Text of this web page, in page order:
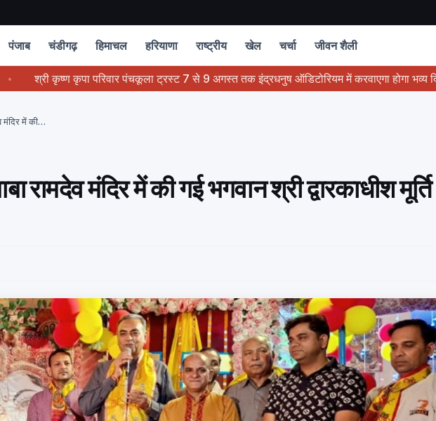
पंजाब चंडीगढ़ हिमाचल हरियाणा राष्ट्रीय खेल चर्चा जीवन शैली
कृपा परिवार पंचकूला ट्रस्ट 7 से 9 अगस्त तक इंद्रधनुष ऑडिटोरियम में करवाएगा होगा भव्य दिव्य गीता
मंदिर में की…
रामदेव मंदिर में की गई भगवान श्री द्वारकाधीश मूर्ति